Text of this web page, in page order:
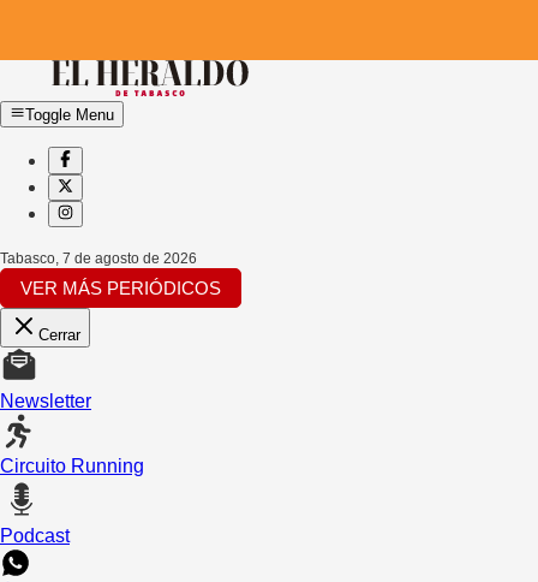
Toggle Menu
Tabasco, 7 de agosto de 2026
VER MÁS PERIÓDICOS
Cerrar
Newsletter
Circuito Running
Podcast